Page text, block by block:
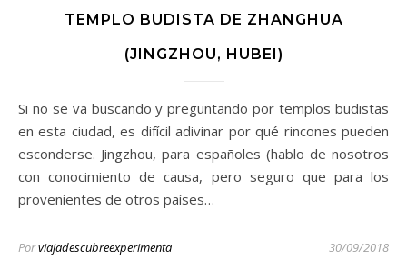
TEMPLO BUDISTA DE ZHANGHUA
(JINGZHOU, HUBEI)
Si no se va buscando y preguntando por templos budistas
en esta ciudad, es difícil adivinar por qué rincones pueden
esconderse. Jingzhou, para españoles (hablo de nosotros
con conocimiento de causa, pero seguro que para los
provenientes de otros países…
Porviajadescubreexperimenta 30/09/2018